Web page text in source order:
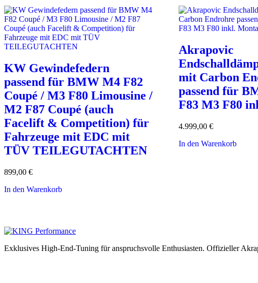
KW Gewindefedern
passend für BMW M4 F82
Coupé / M3 F80 Limousine /
M2 F87 Coupé (auch
Facelift & Competition) für
Fahrzeuge mit EDC mit
TÜV TEILEGUTACHTEN
899,00 €
In den Warenkorb
Akrapovic
mit Carbon
passend für
F83 M3 F80
4.999,00€
In den Warenkorb
Exklusives High-End-Tuning für anspruchsvolle Enthusiasten. Offizieller